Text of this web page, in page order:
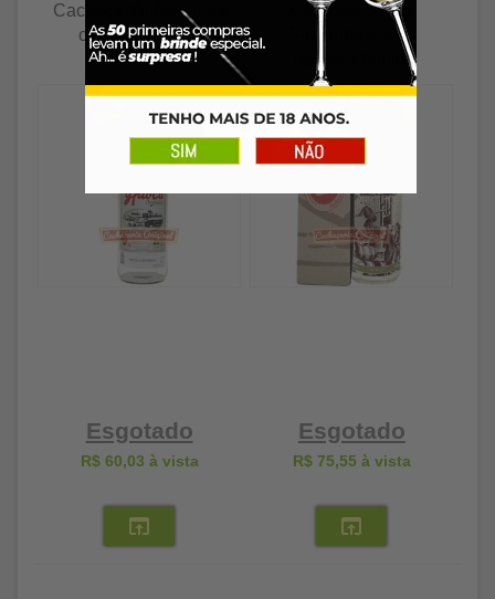
Cachaça Ypióca prata
orgânica 960ml
Esgotado
R$ 60,03 à vista
Cachaça Santa
Terezinha 960ml
clássica 960ml
Esgotado
R$ 75,55à vista